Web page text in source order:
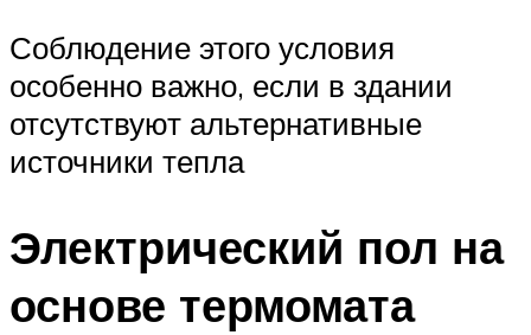
Соблюдение этого условия
особенно важно, если в здании
отсутствуют альтернативные
источники тепла
Электрический пол на
основе термомата